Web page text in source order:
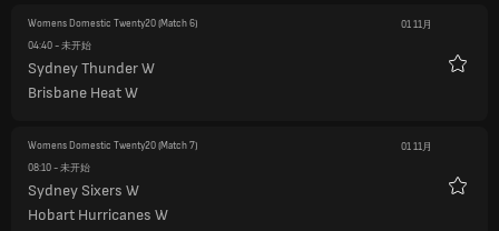
Womens Domestic Twenty20(Match 6)
01 11月
04:40- 未开始
Sydney Thunder W
Brisbane Heat W
Womens Domestic Twenty20(Match 7)
01 11月
08:10- 未开始
Sydney Sixers W
Hobart Hurricanes W